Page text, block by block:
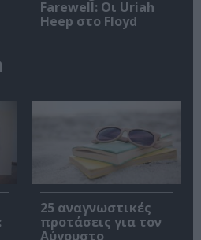
Farewell: Οι Uriah
Heep στο Floyd
25 αναγνωστικές
προτάσεις για τον
Αύγουστο